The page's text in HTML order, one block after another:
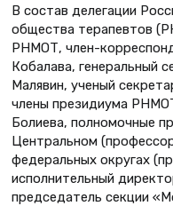
В состав делегации
общества терапевтов
РНМОТ, член-
Кобалава, генеральный
Малявин, ученый
члены президиума
Болиева, полномочные
Центральном
федеральных округах
исполнительный
председатель секции